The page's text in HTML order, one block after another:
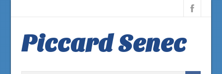
Piccard Senec